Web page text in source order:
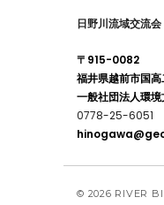
日野川流域交流
〒915-0082
福井県越前市国
一般社団法人環
0778-25-6051
© 2026 RIVER